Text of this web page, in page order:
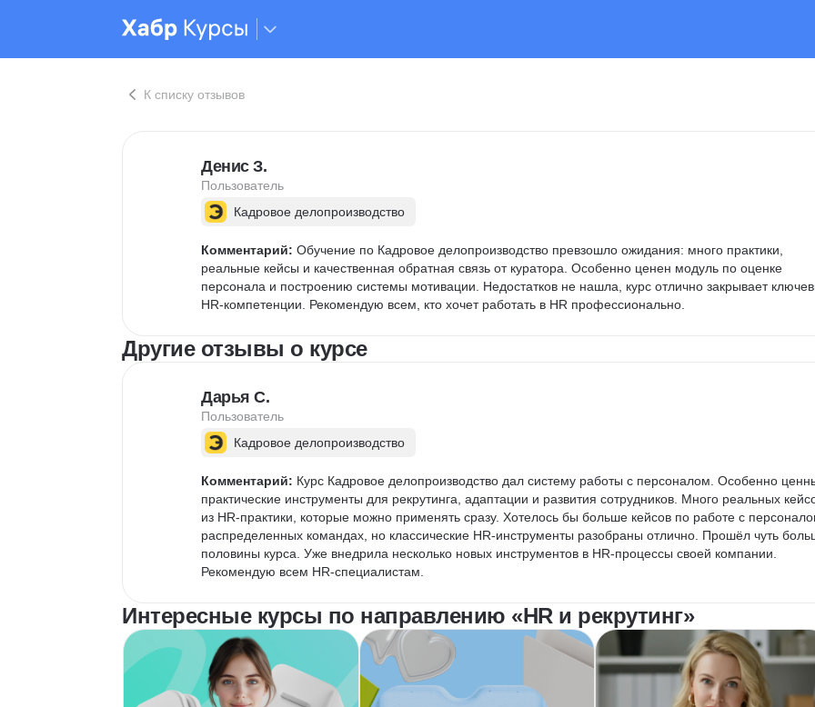
К списку отзывов
Денис З.
Пользователь
Кадровое делопроизводство
Комментарий: Обучение по Кадровое делопроизводство превзошло ожидания: много практики,
реальные кейсы и качественная обратная связь от куратора. Особенно ценен модуль по оценке
персонала и построению системы мотивации. Недостатков не нашла, курс отлично закрывает
HR-компетенции. Рекомендую всем, кто хочет работать в HR профессионально.
Другие отзывы о курсе
Дарья С.
Пользователь
Кадровое делопроизводство
Комментарий: Курс Кадровое делопроизводство дал систему работы с персоналом. Особенно
практические инструменты для рекрутинга, адаптации и развития сотрудников. Много реальных
из HR-практики, которые можно применять сразу. Хотелось бы больше кейсов по работе с
распределенных командах, но классические HR-инструменты разобраны отлично. Прошёл чуть
половины курса. Уже внедрила несколько новых инструментов в HR-процессы своей компании.
Рекомендую всем HR-специалистам.
Интересные курсы по направлению «HR и рекрутинг»